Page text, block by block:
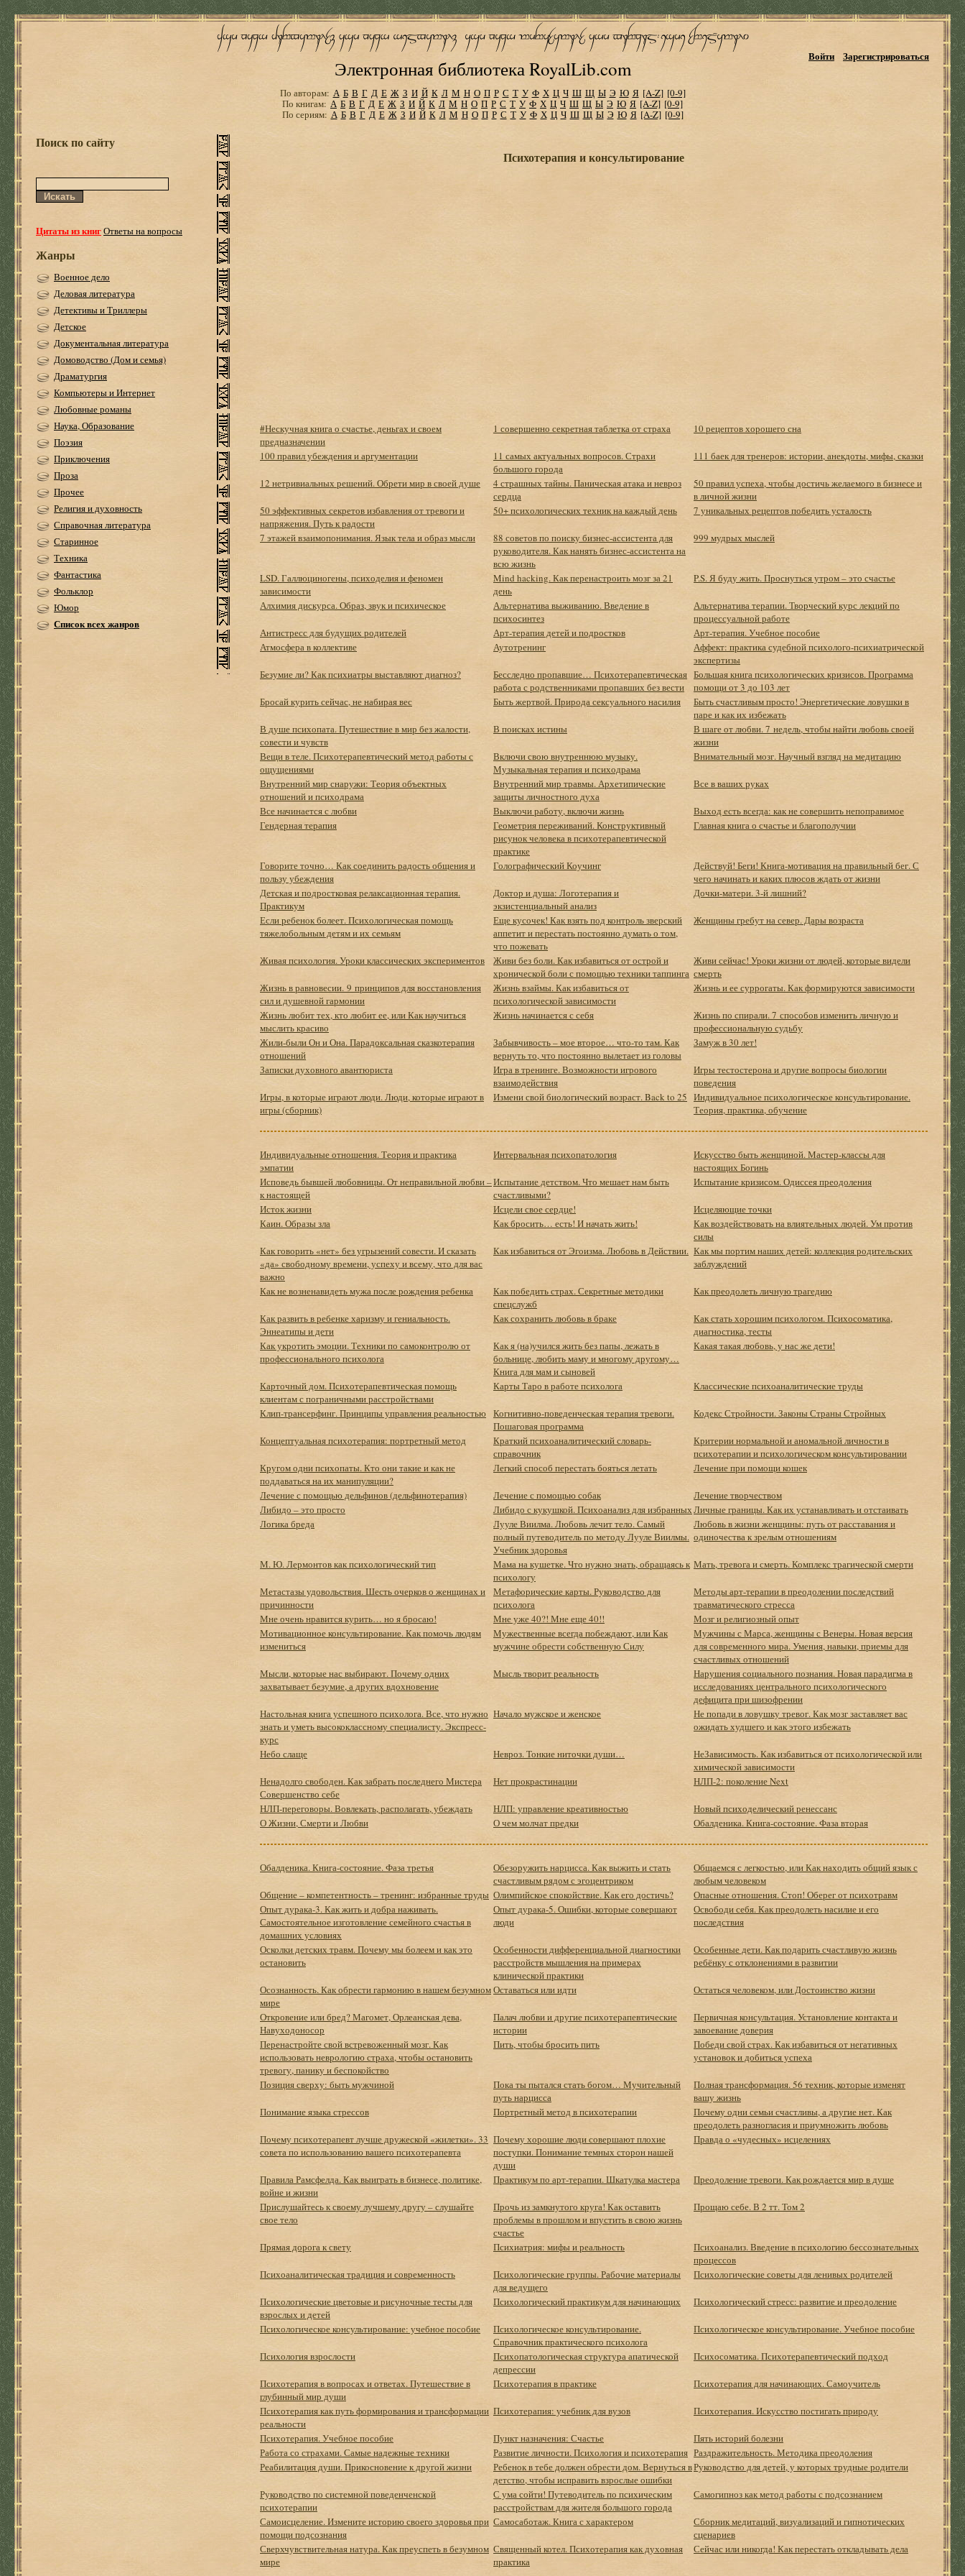
Электронная библиотека RoyalLib.com
Войти Зарегистрироваться
По авторам: А Б В Г Д Е Ж З И Й К Л М Н О П Р С Т У Ф Х Ц Ч Ш Щ Ы Э Ю Я [A-Z] [0-9]
По книгам: А Б В Г Д Е Ж З И Й К Л М Н О П Р С Т У Ф Х Ц Ч Ш Щ Ы Э Ю Я [A-Z] [0-9]
По сериям: А Б В Г Д Е Ж З И Й К Л М Н О П Р С Т У Ф Х Ц Ч Ш Щ Ы Э Ю Я [A-Z] [0-9]
Поиск по сайту
Цитаты из книгОтветы на вопросы
Жанры
Военное дело
Деловая литература
Детективы и Триллеры
Детское
Документальная литература
Домоводство (Дом и семья)
Драматургия
Компьютеры и Интернет
Любовные романы
Наука, Образование
Поэзия
Приключения
Проза
Прочее
Религия и духовность
Справочная литература
Старинное
Техника
Фантастика
Фольклор
Юмор
Список всех жанров
Психотерапия и консультирование
#Нескучная книга о счастье, деньгах и своем
предназначении
1 совершенно секретная таблетка от страха 10 рецептов хорошего сна
100 правил убеждения и аргументации
11 самых актуальных вопросов. Страхи
большого города
111 баек для тренеров: истории, анекдоты, мифы, сказки
12 нетривиальных решений. Обрети мир в своей душе
4 страшных тайны. Паническая атака и невроз
сердца
50 правил успеха, чтобы достичь желаемого в бизнесе и
в личной жизни
50 эффективных секретов избавления от тревоги и
напряжения. Путь к радости
50+ психологических техник на каждый день 7 уникальных рецептов победить усталость
7 этажей взаимопонимания. Язык тела и образ мысли
88 советов по поиску бизнес-ассистента для
руководителя. Как нанять бизнес-ассистента на
всю жизнь
999 мудрых мыслей
LSD. Галлюциногены, психоделия и феномен
зависимости
Mind hacking. Как перенастроить мозг за 21
день
P.S. Я буду жить. Проснуться утром – это счастье
Алхимия дискурса. Образ, звук и психическое
Альтернатива выживанию. Введение в
психосинтез
Альтернатива терапии. Творческий курс лекций по
процессуальной работе
Антистресс для будущих родителей
Арт-терапия детей и подростков
Арт-терапия. Учебное пособие
Атмосфера в коллективе
Аутотренинг
Аффект: практика судебной психолого-психиатрической
экспертизы
Безумие ли? Как психиатры выставляют диагноз?
Бесследно пропавшие… Психотерапевтическая
работа с родственниками пропавших без вести
Большая книга психологических кризисов. Программа
помощи от 3 до 103 лет
Бросай курить сейчас, не набирая вес
Быть жертвой. Природа сексуального насилия
Быть счастливым просто! Энергетические ловушки в
паре и как их избежать
В душе психопата. Путешествие в мир без жалости,
совести и чувств
В поисках истины
В шаге от любви. 7 недель, чтобы найти любовь своей
жизни
Вещи в теле. Психотерапевтический метод работы с
ощущениями
Включи свою внутреннюю музыку.
Музыкальная терапия и психодрама
Внимательный мозг. Научный взгляд на медитацию
Внутренний мир снаружи: Теория объектных
отношений и психодрама
Внутренний мир травмы. Архетипические
защиты личностного духа
Все в ваших руках
Все начинается с любви Выключи работу, включи жизнь
Выход есть всегда: как не совершить непоправимое
Гендерная терапия
Геометрия переживаний. Конструктивный
рисунок человека в психотерапевтической
практике
Главная книга о счастье и благополучии
Говорите точно… Как соединить радость общения и
пользу убеждения
Голографический Коучинг
Действуй! Беги! Книга-мотивация на правильный бег. С
чего начинать и каких плюсов ждать от жизни
Детская и подростковая релаксационная терапия.
Практикум
Доктор и душа: Логотерапия и
экзистенциальный анализ
Дочки-матери. 3-й лишний?
Если ребенок болеет. Психологическая помощь
тяжелобольным детям и их семьям
Еще кусочек! Как взять под контроль зверский
аппетит и перестать постоянно думать о том,
что пожевать
Женщины гребут на север. Дары возраста
Живая психология. Уроки классических экспериментов
Живи без боли. Как избавиться от острой и
хронической боли с помощью техники таппинга
Живи сейчас! Уроки жизни от людей, которые видели
смерть
Жизнь в равновесии. 9 принципов для восстановления
сил и душевной гармонии
Жизнь взаймы. Как избавиться от
психологической зависимости
Жизнь и ее суррогаты. Как формируются зависимости
Жизнь любит тех, кто любит ее, или Как научиться
мыслить красиво
Жизнь начинается с себя
Жизнь по спирали. 7 способов изменить личную и
профессиональную судьбу
Жили-были Он и Она. Парадоксальная сказкотерапия
отношений
Забывчивость – мое второе… что-то там. Как
вернуть то, что постоянно вылетает из головы
Замуж в 30 лет!
Записки духовного авантюриста
Игра в тренинге. Возможности игрового
взаимодействия
Игры тестостерона и другие вопросы биологии
поведения
Игры, в которые играют люди. Люди, которые играют в
игры (сборник)
Измени свой биологический возраст. Back to 25 Индивидуальное психологическое консультирование.
Теория, практика, обучение
Индивидуальные отношения. Теория и практика
эмпатии
Интервальная психопатология
Искусство быть женщиной. Мастер-классы для
настоящих Богинь
Исповедь бывшей любовницы. От неправильной любви –
к настоящей
Испытание детством. Что мешает нам быть
счастливыми?
Испытание кризисом. Одиссея преодоления
Исток жизни Исцели свое сердце!
Исцеляющие точки
Каин. Образы зла
Как бросить… есть! И начать жить!
Как воздействовать на влиятельных людей. Ум против
силы
Как говорить «нет» без угрызений совести. И сказать
«да» свободному времени, успеху и всему, что для вас
важно
Как избавиться от Эгоизма. Любовь в Действии. Как мы портим наших детей: коллекция родительских
заблуждений
Как не возненавидеть мужа после рождения ребенка
Как победить страх. Секретные методики
спецслужб
Как преодолеть личную трагедию
Как развить в ребенке харизму и гениальность.
Эннеатипы и дети
Как сохранить любовь в браке
Как стать хорошим психологом. Психосоматика,
диагностика, тесты
Как укротить эмоции. Техники по самоконтролю от
профессионального психолога
Как я (на)учился жить без папы, лежать в
больнице, любить маму и многому другому…
Книга для мам и сыновей
Какая такая любовь, у нас же дети!
Карточный дом. Психотерапевтическая помощь
клиентам с пограничными расстройствами
Карты Таро в работе психолога Классические психоаналитические труды
Клип-трансерфинг. Принципы управления реальностью Когнитивно-поведенческая терапия тревоги.
Пошаговая программа
Кодекс Стройности. Законы Страны Стройных
Концептуальная психотерапия: портретный метод
Краткий психоаналитический словарь-
справочник
Критерии нормальной и аномальной личности в
психотерапии и психологическом консультировании
Кругом одни психопаты. Кто они такие и как не
поддаваться на их манипуляции?
Легкий способ перестать бояться летать Лечение при помощи кошек
Лечение с помощью дельфинов (дельфинотерапия) Лечение с помощью собак
Лечение творчеством
Либидо – это просто
Либидо с кукушкой. Психоанализ для избранныхЛичные границы. Как их устанавливать и отстаивать
Логика бреда
Лууле Виилма. Любовь лечит тело. Самый
полный путеводитель по методу Лууле Виилмы.
Учебник здоровья
Любовь в жизни женщины: путь от расставания и
одиночества к зрелым отношениям
М. Ю. Лермонтов как психологический тип
Мама на кушетке. Что нужно знать, обращаясь к
психологу
Мать, тревога и смерть. Комплекс трагической смерти
Метастазы удовольствия. Шесть очерков о женщинах и
причинности
Метафорические карты. Руководство для
психолога
Методы арт-терапии в преодолении последствий
травматического стресса
Мне очень нравится курить… но я бросаю!
Мне уже 40?! Мне еще 40!!
Мозг и религиозный опыт
Мотивационное консультирование. Как помочь людям
измениться
Мужественные всегда побеждают, или Как
мужчине обрести собственную Силу
Мужчины с Марса, женщины с Венеры. Новая версия
для современного мира. Умения, навыки, приемы для
счастливых отношений
Мысли, которые нас выбирают. Почему одних
захватывает безумие, а других вдохновение
Мысль творит реальность
Нарушения социального познания. Новая парадигма в
исследованиях центрального психологического
дефицита при шизофрении
Настольная книга успешного психолога. Все, что нужно
знать и уметь высококлассному специалисту. Экспресс-
курс
Начало мужское и женское
Не попади в ловушку тревог. Как мозг заставляет вас
ожидать худшего и как этого избежать
Небо слаще Невроз. Тонкие ниточки души…
НеЗависимость. Как избавиться от психологической или
химической зависимости
Ненадолго свободен. Как забрать последнего Мистера
Совершенство себе
Нет прокрастинации НЛП-2: поколение Next
НЛП-переговоры. Вовлекать, располагать, убеждать НЛП: управление креативностью
Новый психоделический ренессанс
О Жизни, Смерти и Любви
О чем молчат предки Обалденика. Книга-состояние. Фаза вторая
Обалденика. Книга-состояние. Фаза третья
Обезоружить нарцисса. Как выжить и стать
счастливым рядом с эгоцентриком
Общаемся с легкостью, или Как находить общий язык с
любым человеком
Общение – компетентность – тренинг: избранные труды Олимпийское спокойствие. Как его достичь?
Опасные отношения. Стоп! Оберег от психотравм
Опыт дурака-3. Как жить и добра наживать.
Самостоятельное изготовление семейного счастья в
домашних условиях
Опыт дурака-5. Ошибки, которые совершают
люди
Освободи себя. Как преодолеть насилие и его
последствия
Осколки детских травм. Почему мы болеем и как это
остановить
Особенности дифференциальной диагностики
расстройств мышления на примерах
клинической практики
Особенные дети. Как подарить счастливую жизнь
ребёнку с отклонениями в развитии
Осознанность. Как обрести гармонию в нашем безумном
мире
Оставаться или идти Остаться человеком, или Достоинство жизни
Откровение или бред? Магомет, Орлеанская дева,
Навуходоносор
Палач любви и другие психотерапевтические
истории
Первичная консультация. Установление контакта и
завоевание доверия
Перенастройте свой встревоженный мозг. Как
использовать неврологию страха, чтобы остановить
тревогу, панику и беспокойство
Пить, чтобы бросить пить
Победи свой страх. Как избавиться от негативных
установок и добиться успеха
Позиция сверху: быть мужчиной
Пока ты пытался стать богом… Мучительный
путь нарцисса
Полная трансформация. 56 техник, которые изменят
вашу жизнь
Понимание языка стрессов
Портретный метод в психотерапии
Почему одни семьи счастливы, а другие нет. Как
преодолеть разногласия и приумножить любовь
Почему психотерапевт лучше дружеской «жилетки». 33
совета по использованию вашего психотерапевта
Почему хорошие люди совершают плохие
поступки. Понимание темных сторон нашей
души
Правда о «чудесных» исцелениях
Правила Рамсфелда. Как выиграть в бизнесе, политике,
войне и жизни
Практикум по арт-терапии. Шкатулка мастера Преодоление тревоги. Как рождается мир в душе
Прислушайтесь к своему лучшему другу – слушайте
свое тело
Прочь из замкнутого круга! Как оставить
проблемы в прошлом и впустить в свою жизнь
счастье
Прощаю себе. В 2 тт. Том 2
Прямая дорога к свету Психиатрия: мифы и реальность
Психоанализ. Введение в психологию бессознательных
процессов
Психоаналитическая традиция и современность
Психологические группы. Рабочие материалы
для ведущего
Психологические советы для ленивых родителей
Психологические цветовые и рисуночные тесты для
взрослых и детей
Психологический практикум для начинающих Психологический стресс: развитие и преодоление
Психологическое консультирование: учебное пособие
Психологическое консультирование.
Справочник практического психолога
Психологическое консультирование. Учебное пособие
Психология взрослости
Психопатологическая структура апатической
депрессии
Психосоматика. Психотерапевтический подход
Психотерапия в вопросах и ответах. Путешествие в
глубинный мир души
Психотерапия в практике Психотерапия для начинающих. Самоучитель
Психотерапия как путь формирования и трансформации
реальности
Психотерапия: учебник для вузов Психотерапия. Искусство постигать природу
Психотерапия. Учебное пособие Пункт назначения: Счастье
Пять историй болезни
Работа со страхами. Самые надежные техники
Развитие личности. Психология и психотерапия Раздражительность. Методика преодоления
Реабилитация души. Прикосновение к другой жизни
Ребенок в тебе должен обрести дом. Вернуться в
детство, чтобы исправить взрослые ошибки
Руководство для детей, у которых трудные родители
Руководство по системной поведенченской
психотерапии
С ума сойти! Путеводитель по психическим
расстройствам для жителя большого города
Самогипноз как метод работы с подсознанием
Самоисцеление. Измените историю своего здоровья при
помощи подсознания
Самосаботаж. Книга с характером
Сборник медитаций, визуализаций и гипнотических
сценариев
Сверхчувствительная натура. Как преуспеть в безумном
мире
Священный котел. Психотерапия как духовная
практика
Сейчас или никогда! Как перестать откладывать дела